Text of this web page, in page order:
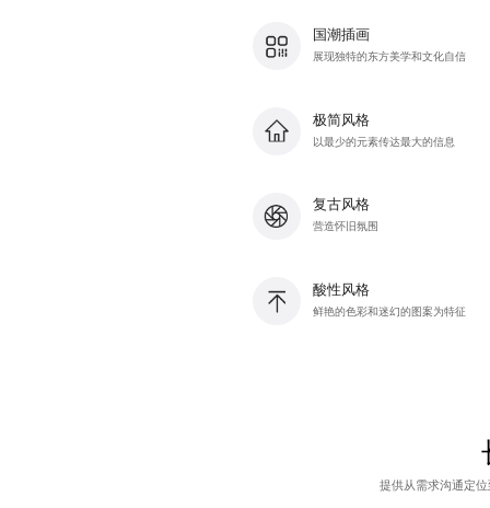
国潮插画
展现独特的东方美学和文化自信
极简风格
以最少的元素传达最大的信息
复古风格
营造怀旧氛围
酸性风格
鲜艳的色彩和迷幻的图案为特征
提供从需求沟通定